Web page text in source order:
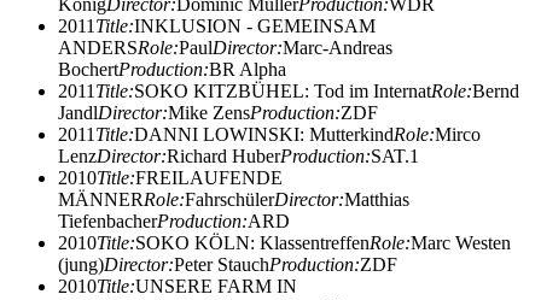
2011 Title:INKLUSION - GEMEINSAM
ANDERSRole:PaulDirector:Marc-Andreas
BochertProduction:BR Alpha
2011 Title:SOKO KITZBÜHEL: Tod im InternatRole:Bernd
JandlDirector:Mike ZensProduction:ZDF
2011 Title:DANNI LOWINSKI: MutterkindRole:Mirco
LenzDirector:Richard HuberProduction:SAT.1
2010Title:FREILAUFENDE
MÄNNERRole:FahrschülerDirector:Matthias
TiefenbacherProduction:ARD
2010Title:SOKO KÖLN: KlassentreffenRole:Marc Westen
(jung)Director:Peter StauchProduction:ZDF
2010Title:UNSERE FARM IN